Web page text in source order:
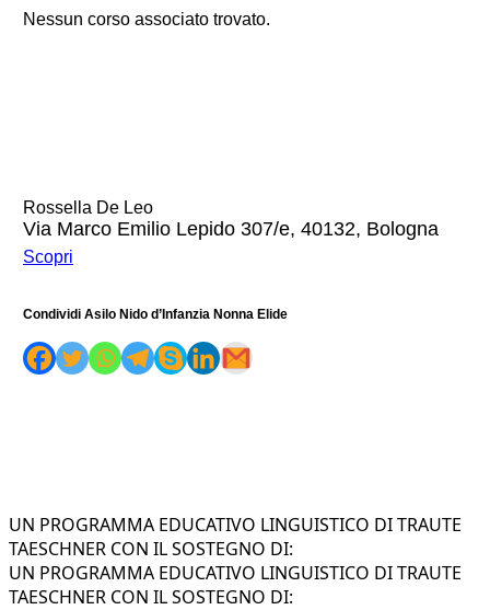
Nessun corso associato trovato.
Rossella De Leo
Via Marco Emilio Lepido 307/e, 40132, Bologna
Scopri
Condividi Asilo Nido d’Infanzia Nonna Elide
UN PROGRAMMA EDUCATIVO LINGUISTICO DI TRAUTE
TAESCHNER CON IL SOSTEGNO DI:
UN PROGRAMMA EDUCATIVO LINGUISTICO DI TRAUTE
TAESCHNER CON IL SOSTEGNO DI: